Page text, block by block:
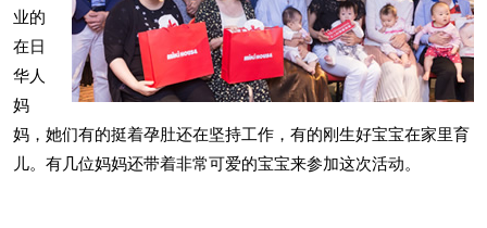
业的
在日
华人
妈
妈，她们有的挺着孕肚还在坚持工作，有的刚生好宝宝在家里育
儿。有几位妈妈还带着非常可爱的宝宝来参加这次活动。